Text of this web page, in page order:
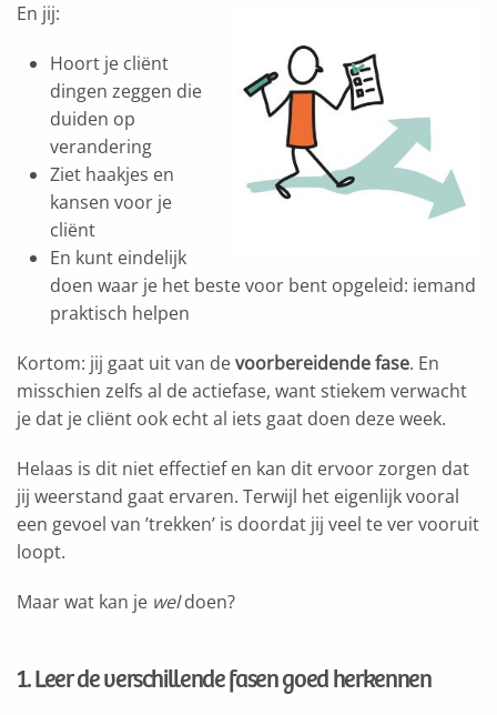
En jij:
Hoort je cliënt
dingen zeggen die
duiden op
verandering
Ziet haakjes en
kansen voor je
cliënt
En kunt eindelijk
doen waar je het beste voor bent opgeleid: iemand
praktisch helpen
Kortom: jij gaat uit van devoorbereidende fase. En
misschien zelfs al de actiefase, want stiekem verwacht
je dat je cliënt ook echt al iets gaat doen deze week.
Helaas is dit niet effectief en kan dit ervoor zorgen dat
jij weerstand gaat ervaren. Terwijl het eigenlijk vooral
een gevoel van ’trekken’ is doordat jij veel te ver vooruit
loopt.
Maar wat kan je weldoen?
1. Leer de verschillende fasen goed herkennen